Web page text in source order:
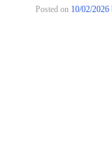
Posted on 10/02/2026